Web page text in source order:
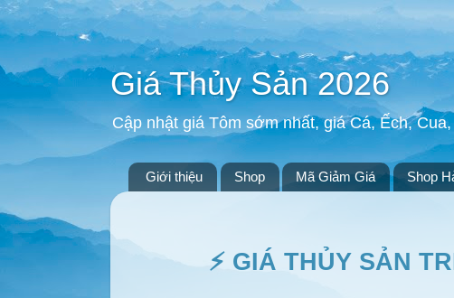
Giá Thủy Sản 2026
Cập nhật giá Tôm sớm nhất, giá Cá, Ếch,
Giới thiệu Shop Mã Giảm Giá Shop
⚡ GIÁ THỦY SẢN